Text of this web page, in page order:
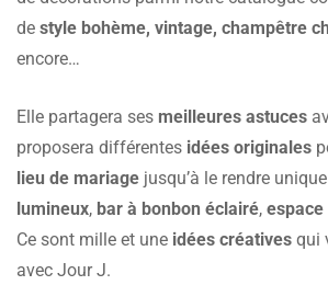
de style bohème, vintage, champêtre
encore…
Elle partagera ses meilleures astuces
proposera différentes idées originales
lieu de mariage jusqu’à le rendre
lumineux, bar à bonbon éclairé,
Ce sont mille et une idées créatives qui
avec Jour J.